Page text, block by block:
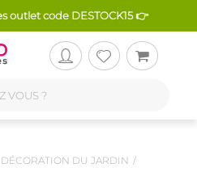
outlet code DESTOCK15 👉
DÉCORATION DU JARDIN